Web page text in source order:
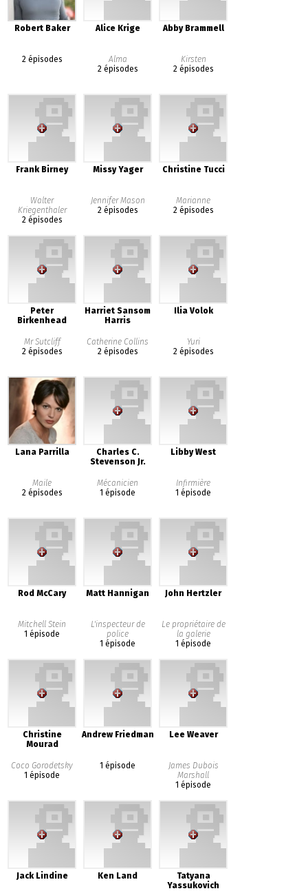
Robert Baker
2 épisodes
Alice Krige
Alma
2 épisodes
Abby Brammell
Kirsten
2 épisodes
Frank Birney
Walter
Kriegenthaler
2 épisodes
Missy Yager
Jennifer Mason
2 épisodes
Christine Tucci
Marianne
2 épisodes
Peter
Birkenhead
Mr Sutcliff
2 épisodes
Harriet Sansom
Harris
Catherine Collins
2 épisodes
Ilia Volok
Yuri
2 épisodes
Lana Parrilla
Maile
2 épisodes
Charles C.
Stevenson Jr.
Mécanicien
1 épisode
Libby West
Infirmière
1 épisode
Rod McCary
Mitchell Stein
1 épisode
Matt Hannigan
L'inspecteur de
police
1 épisode
John Hertzler
Le propriétaire de
la galerie
1 épisode
Christine
Mourad
Coco Gorodetsky
1 épisode
Andrew Friedman
1 épisode
Lee Weaver
James Dubois
Marshall
1 épisode
Jack Lindine Ken Land
Tatyana
Yassukovich